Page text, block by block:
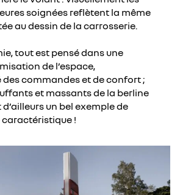
soignées reflètent la même
au dessin de la carrosserie.
tout est pensé dans une
de l’espace,
des commandes et de confort ;
et massants de la berline
un bel exemple de
!